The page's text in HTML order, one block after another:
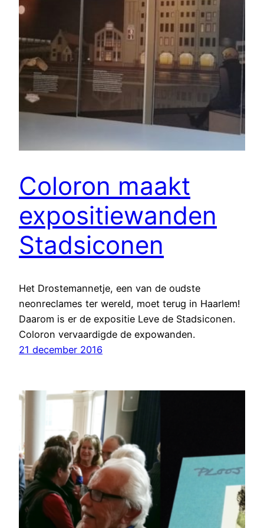
Coloron maakt
expositiewanden
Stadsiconen
Het Drostemannetje, een van de oudste
neonreclames ter wereld, moet terug in Haarlem!
Daarom is er de expositie Leve de Stadsiconen.
Coloron vervaardigde de expowanden.
21 december 2016